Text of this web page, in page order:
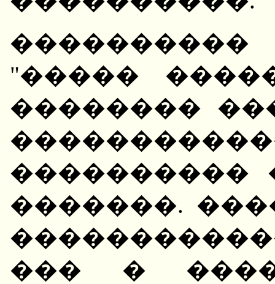
"�����
��������
����������
�������.
��� �